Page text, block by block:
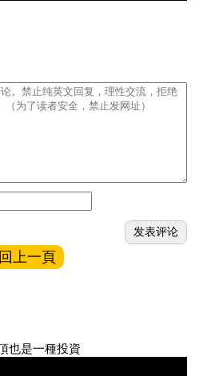
上一頁
也是一種投資